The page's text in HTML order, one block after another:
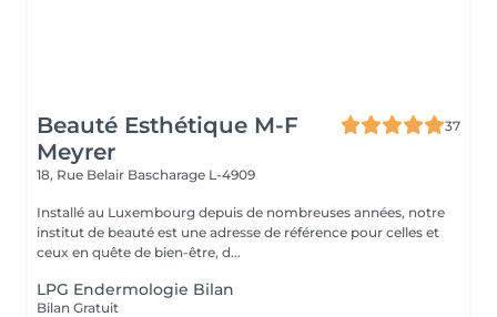
Beauté Esthétique M-F
Meyrer
37
18, Rue Belair Bascharage L-4909
Installé au Luxembourg depuis de nombreuses années, notre
institut de beauté est une adresse de référence pour celles et
ceux en quête de bien-être, d...
LPG Endermologie Bilan
Bilan Gratuit